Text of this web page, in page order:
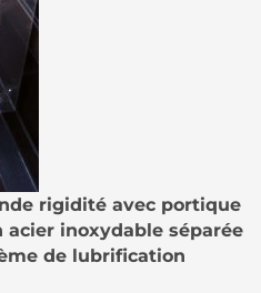
rigidité avec portique
inoxydable séparée
de lubrification